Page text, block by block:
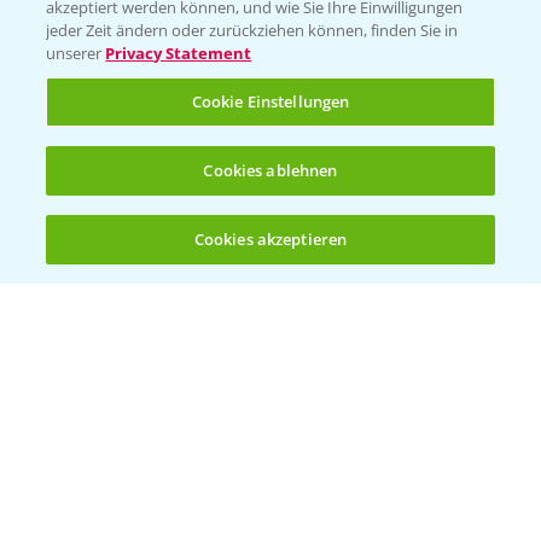
(noch 4)
Hilfe in Notfällen
T.+49 (0)214/30-20220
Folgen Sie uns
akzeptiert werden können, und wie Sie Ihre Einwilligungen
jeder Zeit ändern oder zurückziehen können, finden Sie in
unserer Privacy Statement
Cookie Einstellungen
Cookies ablehnen
Cookies akzeptieren